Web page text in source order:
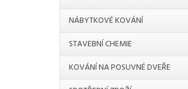
NÁBYTKOVÉ KOVÁNÍ
STAVEBNÍ CHEMIE
KOVÁNÍ NA POSUVNÉ DVEŘE